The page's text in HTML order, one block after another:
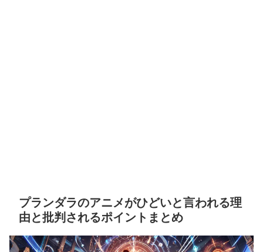
プランダラのアニメがひどいと言われる理
由と批判されるポイントまとめ